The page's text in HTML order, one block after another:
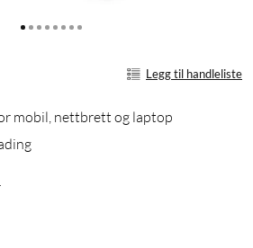
Legg til handleliste
mobil, nettbrett og laptop